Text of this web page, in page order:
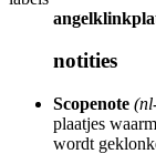
notities
Scopenote
plaatjes
wordt